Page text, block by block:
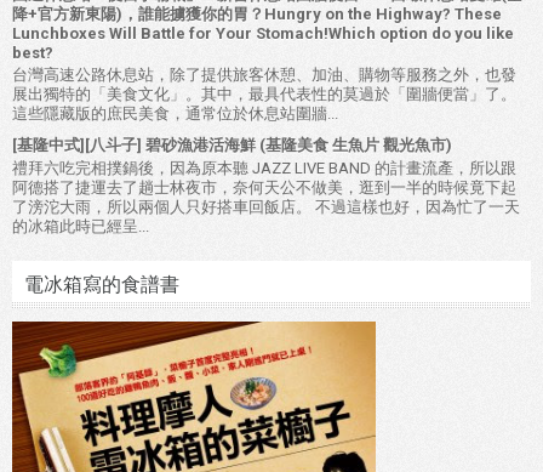
降+官方新東陽)，誰能擄獲你的胃？Hungry on the Highway? These
Lunchboxes Will Battle for Your Stomach!Which option do you like
best?
台灣高速公路休息站，除了提供旅客休憩、加油、購物等服務之外，也發
展出獨特的「美食文化」。其中，最具代表性的莫過於「圍牆便當」了。
這些隱藏版的庶民美食，通常位於休息站圍牆...
[基隆中式][八斗子] 碧砂漁港活海鮮 (基隆美食 生魚片 觀光魚市)
禮拜六吃完相撲鍋後，因為原本聽 JAZZ LIVE BAND 的計畫流產，所以跟
阿德搭了捷運去了趟士林夜市，奈何天公不做美，逛到一半的時候竟下起
了滂沱大雨，所以兩個人只好搭車回飯店。 不過這樣也好，因為忙了一天
的冰箱此時已經呈...
電冰箱寫的食譜書